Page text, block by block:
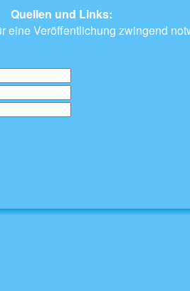
Quellen und Links:
eine Veröffentlichung zwingend